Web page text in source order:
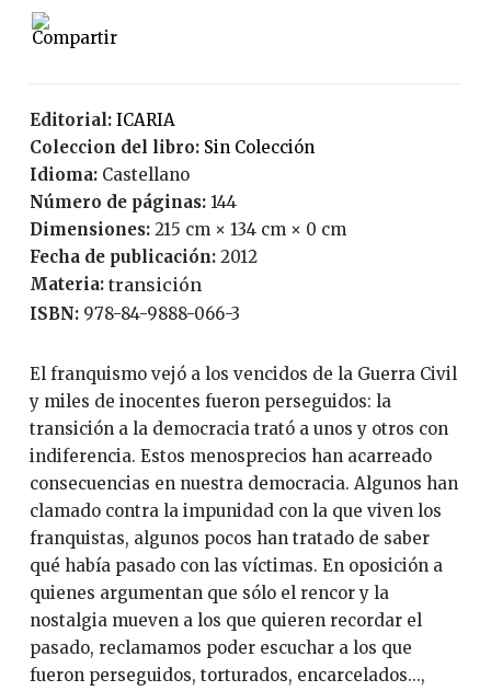
Editorial: ICARIA
Coleccion del libro:
Sin Colección
Idioma:
Castellano
Número de páginas: 144
Dimensiones: 215 cm × 134 cm × 0 cm
Fecha de publicación:
2012
Materia: transición
ISBN: 978-84-9888-066-3
El franquismo vejó a los vencidos de la Guerra Civil
y miles de inocentes fueron perseguidos: la
transición a la democracia trató a unos y otros con
indiferencia. Estos menosprecios han acarreado
consecuencias en nuestra democracia. Algunos han
clamado contra la impunidad con la que viven los
franquistas, algunos pocos han tratado de saber
qué había pasado con las víctimas. En oposición a
quienes argumentan que sólo el rencor y la
nostalgia mueven a los que quieren recordar el
pasado, reclamamos poder escuchar a los que
fueron perseguidos, torturados, encarcelados...,